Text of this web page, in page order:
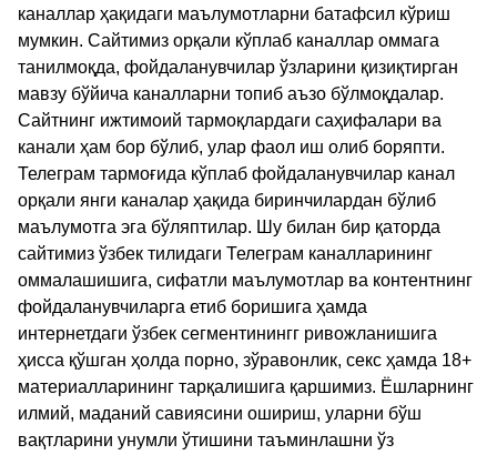
каналлар ҳақидаги маълумотларни батафсил кўриш
мумкин. Сайтимиз орқали кўплаб каналлар оммага
танилмоқда, фойдаланувчилар ўзларини қизиқтирган
мавзу бўйича каналларни топиб аъзо бўлмоқдалар.
Сайтнинг ижтимоий тармоқлардаги саҳифалари ва
канали ҳам бор бўлиб, улар фаол иш олиб боряпти.
Телеграм тармоғида кўплаб фойдаланувчилар канал
орқали янги каналар ҳақида биринчилардан бўлиб
маълумотга эга бўляптилар. Шу билан бир қаторда
сайтимиз ўзбек тилидаги Телеграм каналларининг
оммалашишига, сифатли маълумотлар ва контентнинг
фойдаланувчиларга етиб боришига ҳамда
интернетдаги ўзбек сегментинингг ривожланишига
ҳисса қўшган ҳолда порно, зўравонлик, секс ҳамда 18+
материалларининг тарқалишига қаршимиз. Ёшларнинг
илмий, маданий савиясини ошириш, уларни бўш
вақтларини унумли ўтишини таъминлашни ўз